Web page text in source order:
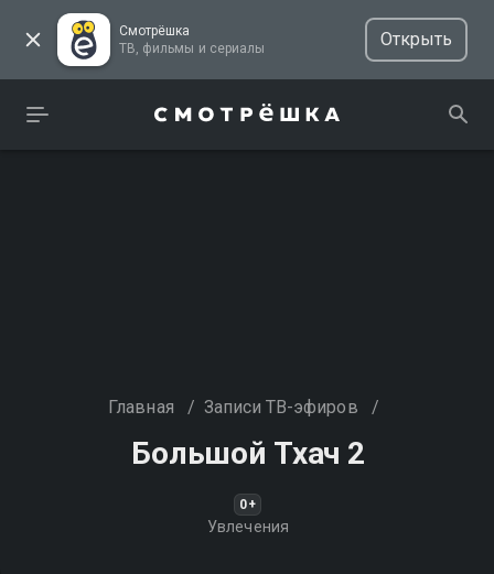
Смотрёшка
ТВ, фильмы и сериалы
Открыть
Главная / Записи ТВ-эфиров /
Большой Тхач 2
0+
Увлечения